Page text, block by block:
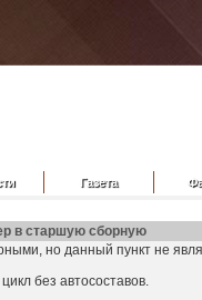
Газета
в старшую сборную
но данный пункт не
без автосоставов.